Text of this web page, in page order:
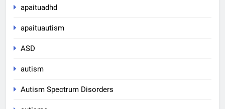
apaituadhd
apaituautism
ASD
autism
Autism Spectrum Disorders